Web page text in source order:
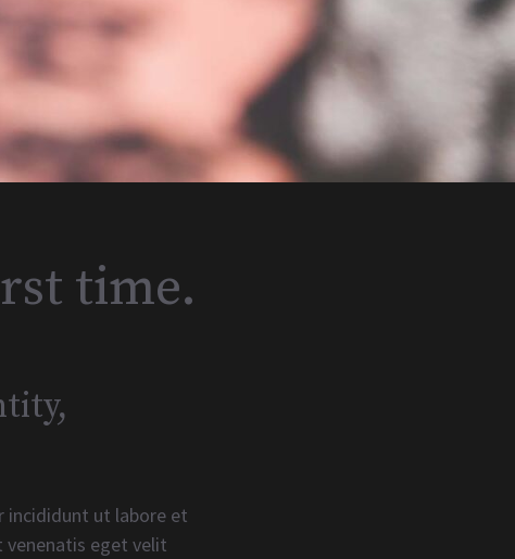
time.
incididunt ut labore et
venenatis eget velit